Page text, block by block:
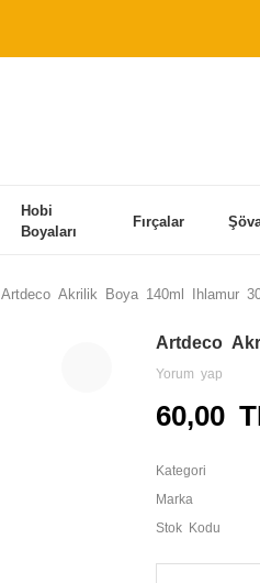
Hobi
Boyaları
Fırçalar
Artdeco Akrilik Boya 140ml Ihlamur
Artdeco
Yorum yap
60,00
Kategori
Marka
Stok Kodu